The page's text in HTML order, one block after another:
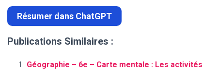
Résumer dans ChatGPT
Publications Similaires :
Géographie – 6e – Carte mentale : Les activités